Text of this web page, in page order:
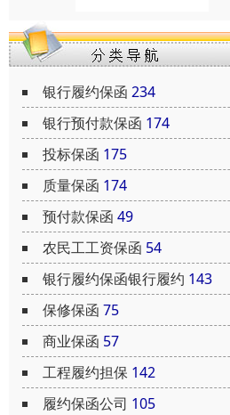
银行履约保函 234
银行预付款保函 174
投标保函 175
质量保函 174
预付款保函 49
农民工工资保函 54
银行履约保函银行履约 143
保修保函 75
商业保函 57
工程履约担保 142
履约保函公司 105